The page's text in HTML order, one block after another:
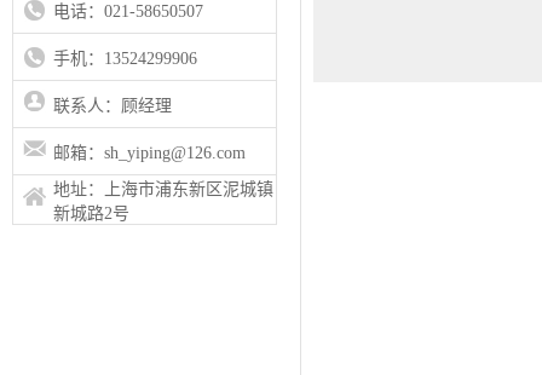
电话：021-58650507
手机：13524299906
联系人：顾经理
邮箱：sh_yiping@126.com
地址：上海市浦东新区泥城镇
新城路2号